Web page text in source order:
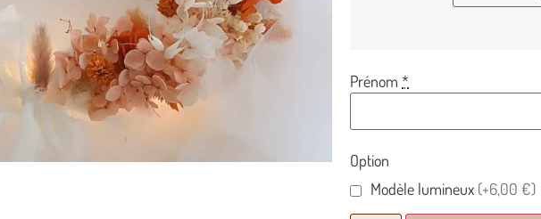
Prénom *
Option
Modèle lumineux (+6,00 €)